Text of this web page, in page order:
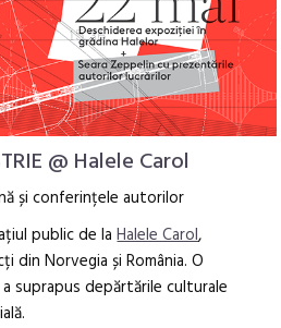
@ Halele Carol
și conferințele autorilor
public de laHalele Carol,
din Norvegia și România. O
suprapus depărtările culturale